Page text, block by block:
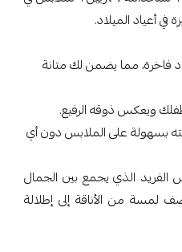
أعياد الميلاد.
مما يضمن لك متانة
ويعكس ذوقه الرفيع.
بسهولة على الملابس دون أي
الفريد الذي يجمع بين الجمال
لمسة من الأناقة إلى إطلالة